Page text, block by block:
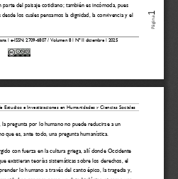
| e-ISSN: 2709-6807 / Volumen 8| N° II diciembre | 2025
Página
1
parte del paisaje cotidiano; también es incómoda, pues
los cuales pensamos la dignidad, la convivencia y el
e Investigaciones en Humanidades y Ciencias Sociales
pregunta por lo humano no puede reducirse a un
que es, ante todo, una pregunta humanística.
con fuerza en la cultura griega, allí donde Occidente
existieran teorías sistemáticas sobre los derechos, el
lo humano a través del canto épico, la tragedia y,